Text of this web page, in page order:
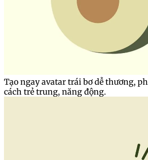
Tạo ngay avatar trái bơ dễ thương,
cách trẻ trung, năng động.